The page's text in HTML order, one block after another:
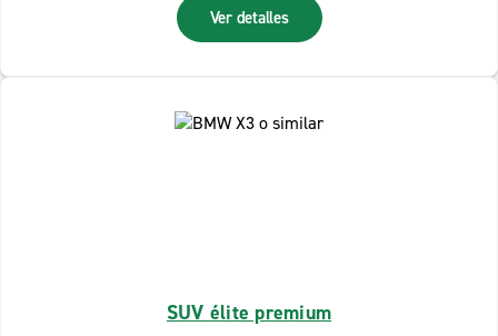
Ver detalles
SUV élite premium